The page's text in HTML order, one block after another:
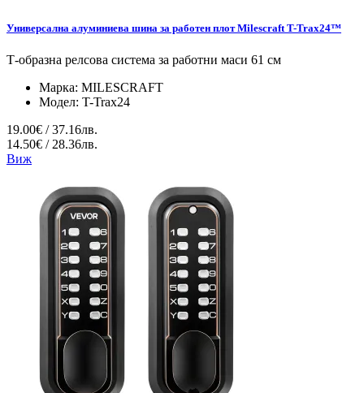
Универсална алуминиева шина за работен плот Milescraft T-Trax24™
Т-образна релсова система за работни маси 61 см
Марка: MILESCRAFT
Модел: T-Trax24
19.00€ / 37.16лв.
14.50€ / 28.36лв.
Виж